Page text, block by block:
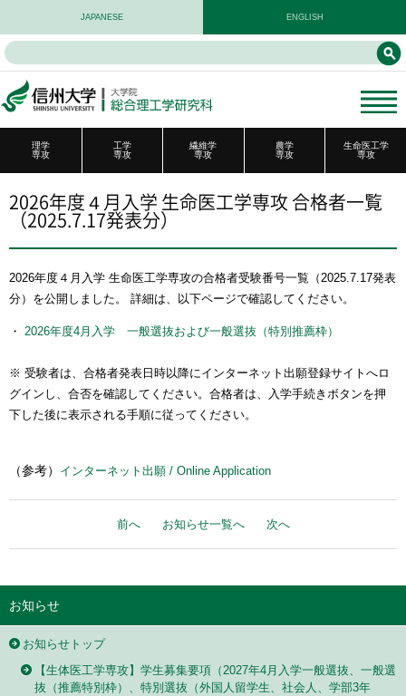
JAPANESE ENGLISH
理学
専攻
工学
専攻
繊維学
専攻
農学
専攻
生命医工学
専攻
2026年度４月入学 生命医工学専攻 合格者一覧
（2025.7.17発表分）
2026年度４月入学 生命医工学専攻の合格者受験番号一覧（2025.7.17発表
分）を公開しました。 詳細は、以下ページで確認してください。
・ 2026年度4月入学 一般選抜および一般選抜（特別推薦枠）
※ 受験者は、合格者発表日時以降にインターネット出願登録サイトへロ
グインし、合否を確認してください。合格者は、入学手続きボタンを押
下した後に表示される手順に従ってください。
（参考） インターネット出願 / Online Application
前へ お知らせ一覧へ 次へ
お知らせ
お知らせトップ
【生体医工学専攻】学生募集要項（2027年4月入学一般選抜、一般選
抜（推薦特別枠）、特別選抜（外国人留学生、社会人、学部3年